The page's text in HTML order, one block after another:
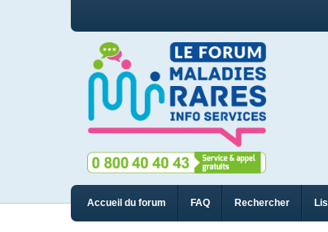
Accueil du forum FAQ Rechercher